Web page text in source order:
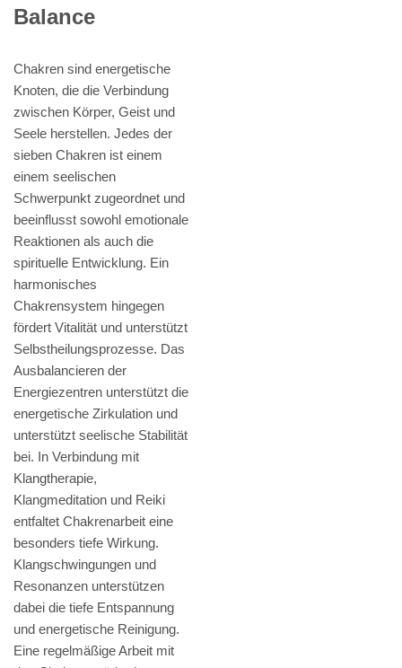
Balance
Chakren sind energetische
Knoten, die die Verbindung
zwischen Körper, Geist und
Seele herstellen. Jedes der
sieben Chakren ist einem
einem seelischen
Schwerpunkt zugeordnet und
beeinflusst sowohl emotionale
Reaktionen als auch die
spirituelle Entwicklung. Ein
harmonisches
Chakrensystem hingegen
fördert Vitalität und unterstützt
Selbstheilungsprozesse. Das
Ausbalancieren der
Energiezentren unterstützt die
energetische Zirkulation und
unterstützt seelische Stabilität
bei. In Verbindung mit
Klangtherapie,
Klangmeditation und Reiki
entfaltet Chakrenarbeit eine
besonders tiefe Wirkung.
Klangschwingungen und
Resonanzen unterstützen
dabei die tiefe Entspannung
und energetische Reinigung.
Eine regelmäßige Arbeit mit